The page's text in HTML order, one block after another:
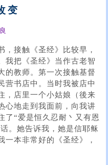
变
，接触《圣经》比较早，
我把《圣经》当作古老智
的教师。第一次接触基督
营书店中。当时我被店中
，店里一个小姑娘（後来
心地走到我面前，向我讲
了“爱是恒久忍耐丶又有恩
。她告诉我，她是信耶稣
一本非常好的《圣经》，